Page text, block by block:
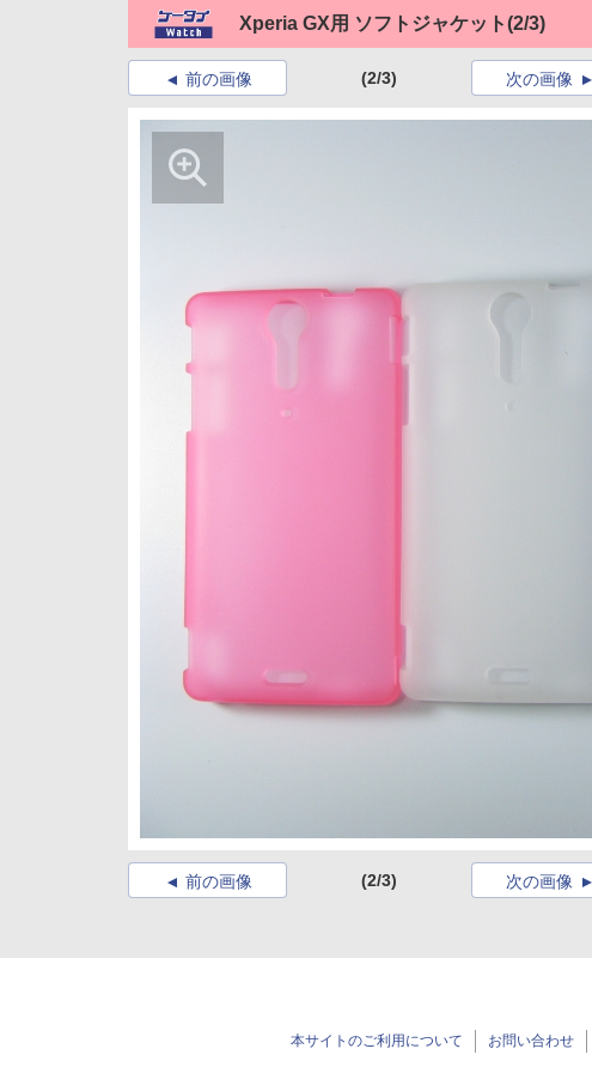
Xperia GX用 ソフトジャケット(2/3)
前の画像 (2/3) 次の画像
前の画像 (2/3) 次の画像
本サイトのご利用について お問い合わせ